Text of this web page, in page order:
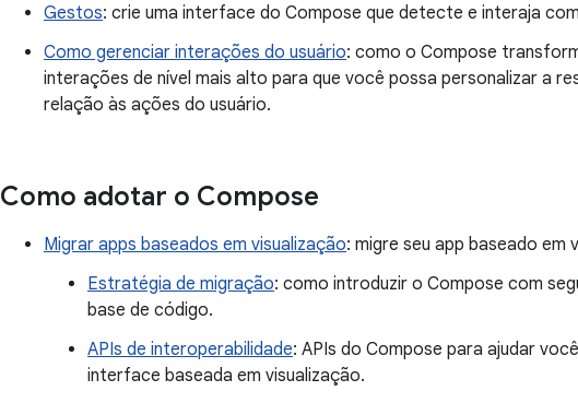
Gestos: crie uma interface do Compose que detecte e interaja
Como gerenciar interações do usuário: como o Compose
interações de nível mais alto para que você possa personalizar a
relação às ações do usuário.
Como adotar o Compose
Migrar apps baseados em visualização: migre seu app baseado em
Estratégia de migração: como introduzir o Compose com
base de código.
APIs de interoperabilidade: APIs do Compose para ajudar
interface baseada em visualização.